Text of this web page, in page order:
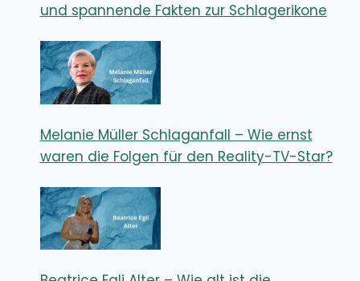
und spannende Fakten zur Schlagerikone
Melanie Müller Schlaganfall – Wie ernst
waren die Folgen für den Reality-TV-Star?